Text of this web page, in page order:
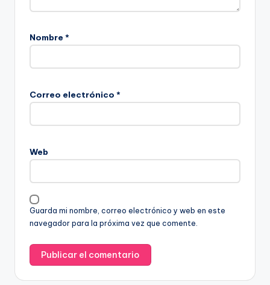
Nombre *
Correo electrónico *
Web
Guarda mi nombre, correo electrónico y web en este
navegador para la próxima vez que comente.